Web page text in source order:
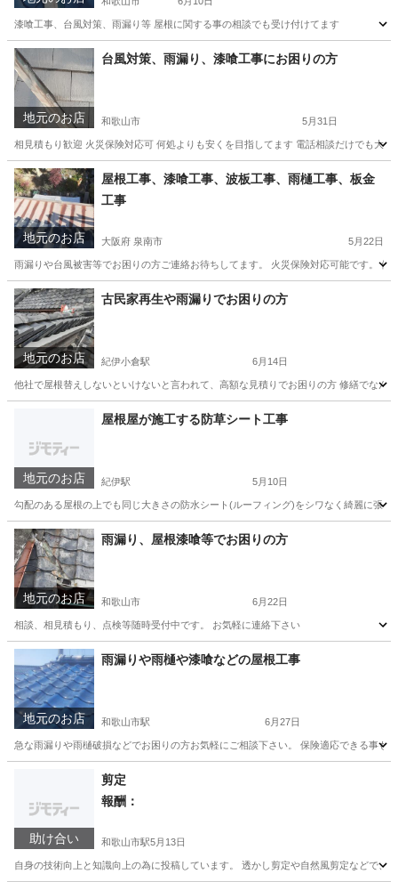
漆喰工事、台風対策、雨漏り等 屋根に関する事の相談でも受け付けてます
和歌山 和歌山市 その他
地元のお店
台風対策、雨漏り、漆喰工事にお困りの方
和歌山市 5月31日
相見積もり歓迎 火災保険対応可 何処よりも安くを目指してます 電話相談だけでも大
和歌山 和歌山市 リフォーム 火災保険
地元のお店
屋根工事、漆喰工事、波板工事、雨樋工事、板金
工事
大阪府 泉南市 5月22日
雨漏りや台風被害等でお困りの方ご連絡お待ちしてます。 火災保険対応可能です。 便
大阪 泉南市 その他 火災保険
地元のお店
古民家再生や雨漏りでお困りの方
紀伊小倉駅 6月14日
他社で屋根替えしないといけないと言われて、高額な見積りでお困りの方 修繕でな
和歌山市 紀伊小倉駅 その他 左官
地元のお店
屋根屋が施工する防草シート工事
紀伊駅 5月10日
勾配のある屋根の上でも同じ大きさの防水シート(ルーフィング)をシワなく綺麗に
和歌山 和歌山市 紀伊駅 剪定/造園 シート
地元のお店
雨漏り、屋根漆喰等でお困りの方
和歌山市 6月22日
相談、相見積もり、点検等随時受付中です。 お気軽に連絡下さい
和歌山 和歌山市 リフォーム
地元のお店
雨漏りや雨樋や漆喰などの屋根工事
和歌山市駅 6月27日
急な雨漏りや雨樋破損などでお困りの方お気軽にご相談下さい。 保険適応できる事も
和歌山市
助け合い
剪定
報酬：
和歌山市駅5月13日
自身の技術向上と知識向上の為に投稿しています。 透かし剪定や自然風剪定などで